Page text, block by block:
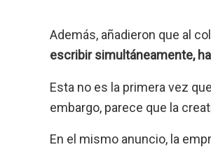
Además, añadieron que al
escribir simultáneamente,
Esta no es la primera vez
embargo, parece que la
En el mismo anuncio, la